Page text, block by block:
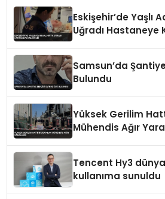
Eskişehir’de Yaşlı
Uğradı Hastaneye
Samsun’da
Bulundu
Yüksek Gerilim
Mühendis Ağır
Tencent Hy3
kullanıma sunuldu